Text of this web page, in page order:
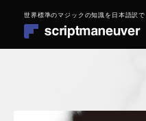
ナ
ビ
ゲ
コ
ン
テ